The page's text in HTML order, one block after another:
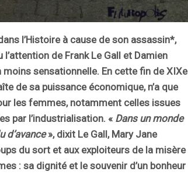
l’Histoire à cause de son assassin*,
l’attention de Frank Le Gall et Damien
moins sensationnelle. En cette fin de XIXe
de sa puissance économique, n’a que
les femmes, notamment celles issues
par l’industrialisation. « Dans un monde
d’avance», dixit Le Gall, Mary Jane
du sort et aux exploiteurs de la misère
: sa dignité et le souvenir d’un bonheur